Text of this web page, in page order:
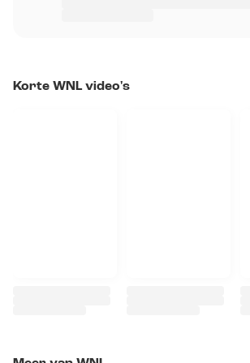
Korte WNL video's